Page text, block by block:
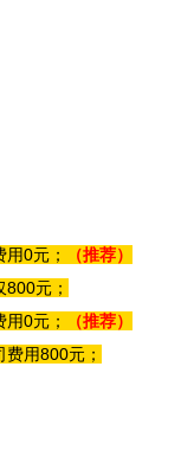
0元；
（推荐）
元；
0元；
（推荐）
用800元；